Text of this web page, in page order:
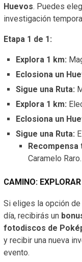
Huevos. Puedes
investigación
Etapa 1 de 1:
Explora 1 km:
Eclosiona un
Sigue una Ruta:
Explora 1 km:
Eclosiona un
Sigue una Ruta:
Recompensa
Caramelo Raro.
CAMINO:
Si eliges la opción de
día, recibirás un
fotodiscos de
y recibir una nueva
evento.